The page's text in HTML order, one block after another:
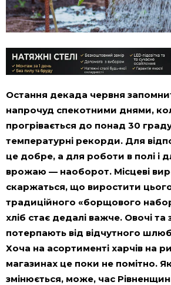
Остання декада червня
напрочуд спекотними днями,
прогрівається до понад 30
температурні рекорди. Для
це добре, а для роботи в полі і
врожаю — наоборот. Місцеві
скаржаться, що виростити цього
традиційного «борщового
хліб стає дедалі важче. Овочі та
потерпають від відчутного
Хоча на асортименті харчів на
магазинах це поки не помітно.
змінюється, може, час